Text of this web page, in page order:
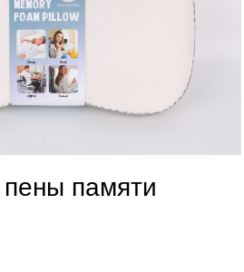
памяти